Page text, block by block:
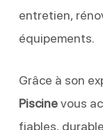
entretien,
équipements.
Grâce à son
Piscinevous
fiables,